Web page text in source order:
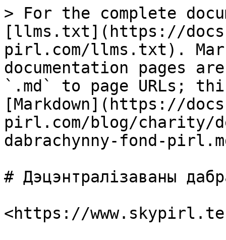
> For the complete
[llms.txt](https://
pirl.com/llms.txt).
documentation pages
`.md` to page URLs;
[Markdown](https://
pirl.com/blog/charity/
dabrachynny-fond-
# Дэцэнтралізаваны
​<https://